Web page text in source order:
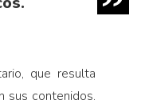
que resulta
sus contenidos.